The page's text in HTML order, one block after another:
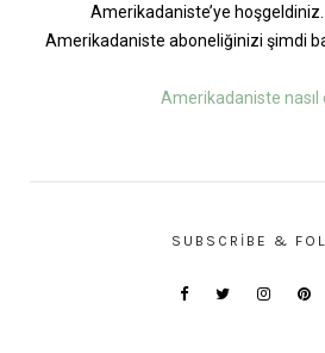
Amerikadaniste’ye
Amerikadaniste aboneliğinizi şimdi
Amerikadaniste nasıl
SUBSCRIBE &